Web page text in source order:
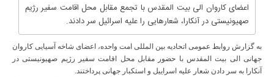
اعضای کاروان الی بیت المقدس با تجمع مقابل محل اقامت سفیر رژیم
صهیونیستی در آنکارا، شعارهایی را علیه اسرائیل سر دادند.
به گزارش روابط عمومی اتحادیه بین المللی امت واحده، اعضای شاخه آسیایی کاروان
جهانی الی بیت المقدس با حضور مقابل محل اقامت سفیر رژیم صهیونیستی در
آنکارا به سر دادن شعار علیه اسراییل و استکبار جهانی پرداختند.